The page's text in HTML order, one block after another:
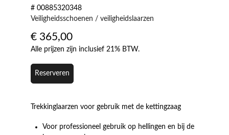
# 00885320348
Veiligheidsschoenen / veiligheidslaarzen
€ 365,00
Alle prijzen zijn inclusief 21% BTW.
Reserveren
Trekkinglaarzen voor gebruik met de kettingzaag
Voor professioneel gebruik op hellingen en bij de